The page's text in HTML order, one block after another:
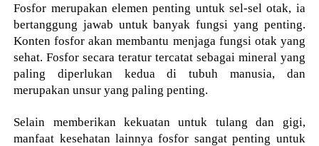
Fosfor merupakan elemen penting untuk sel-sel otak, ia
bertanggung jawab untuk banyak fungsi yang penting.
Konten fosfor akan membantu menjaga fungsi otak yang
sehat. Fosfor secara teratur tercatat sebagai mineral yang
paling diperlukan kedua di tubuh manusia, dan
merupakan unsur yang paling penting.
Selain memberikan kekuatan untuk tulang dan gigi,
manfaat kesehatan lainnya fosfor sangat penting untuk